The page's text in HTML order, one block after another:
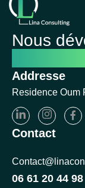
Nous
Addresse
Residence Oum
Contact
06 61 20 44 98